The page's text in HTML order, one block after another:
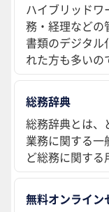
ハイブリッド
務・経理などの
書類のデジタル
れた方も多いの
総務辞典
総務辞典とは、
業務に関する一
ど総務に関する
無料オンライン